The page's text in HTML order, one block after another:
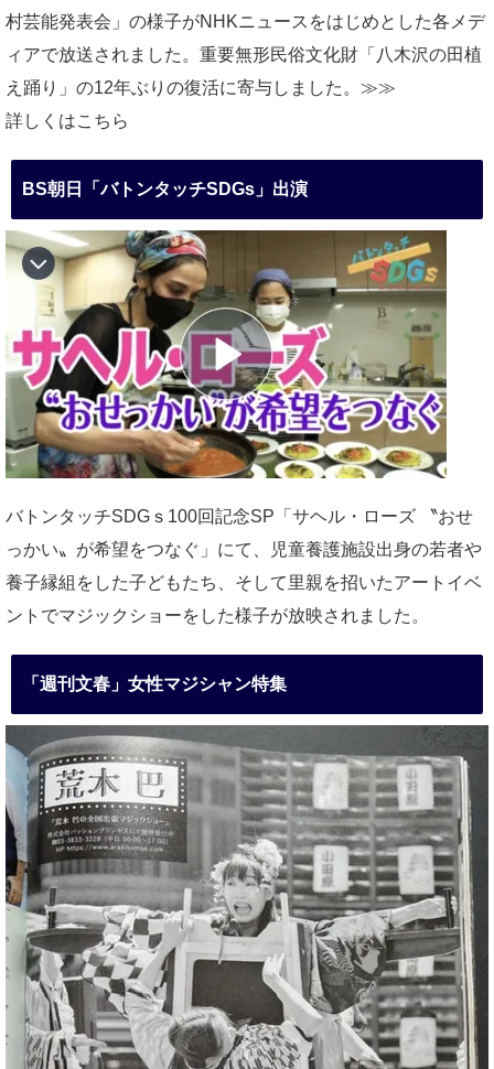
村芸能発表会」の様子がNHKニュースをはじめとした各メデ
ィアで放送されました。重要無形民俗文化財「八木沢の田植
え踊り」の12年ぶりの復活に寄与しました。≫≫
詳しくはこちら
BS朝日「バトンタッチSDGs」出演
バトンタッチSDGｓ100回記念SP「サヘル・ローズ 〝おせ
っかい〟が希望をつなぐ」にて、児童養護施設出身の若者や
養子縁組をした子どもたち、そして里親を招いたアートイベ
ントでマジックショーをした様子が放映されました。
「週刊文春」女性マジシャン特集